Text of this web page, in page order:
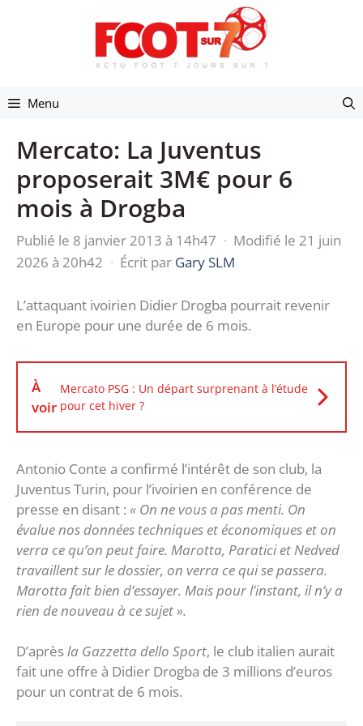
Menu
Mercato: La Juventus
proposerait 3M€ pour 6
mois à Drogba
Publié le 8 janvier 2013 à 14h47 · Modifié le 21 juin
2026 à 20h42 · Écrit par Gary SLM
L’attaquant ivoirien Didier Drogba pourrait revenir
en Europe pour une durée de 6 mois.
À
voir
Mercato PSG : Un départ surprenant à l’étude
pour cet hiver ?
Antonio Conte a confirmé l’intérêt de son club, la
Juventus Turin, pour l’ivoirien en conférence de
presse en disant : « On ne vous a pas menti. On
évalue nos données techniques et économiques et on
verra ce qu’on peut faire. Marotta, Paratici et Nedved
travaillent sur le dossier, on verra ce qui se passera.
Marotta fait bien d’essayer. Mais pour l’instant, il n’y a
rien de nouveau à ce sujet ».
D’aprèsla Gazzetta dello Sport, le club italien aurait
fait une offre à Didier Drogba de 3 millions d’euros
pour un contrat de 6 mois.